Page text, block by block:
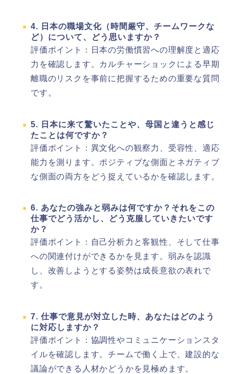
4. 日本の職場文化（時間厳守、チームワークな
ど）について、どう思いますか？
評価ポイント：日本の労働慣習への理解度と適応
力を確認します。カルチャーショックによる早期
離職のリスクを事前に把握するための重要な質問
です。
5. 日本に来て驚いたことや、母国と違うと感じ
たことは何ですか？
評価ポイント：異文化への観察力、受容性、適応
能力を測ります。ポジティブな側面とネガティブ
な側面の両方をどう捉えているかを確認します。
6. あなたの強みと弱みは何ですか？それをこの
仕事でどう活かし、どう克服していきたいです
か？
評価ポイント：自己分析力と客観性、そして仕事
への関連付けができるかを見ます。弱みを認識
し、改善しようとする姿勢は成長意欲の表れで
す。
7. 仕事で意見が対立した時、あなたはどのよう
に対応しますか？
評価ポイント：協調性やコミュニケーションスタ
イルを確認します。チームで働く上で、建設的な
議論ができる人材かどうかを見極めます。